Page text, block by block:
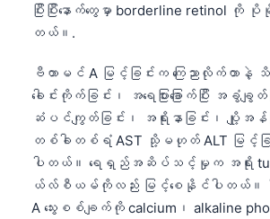
ပြီးပြီးနောက်တွေမှာ borderline retinol
တယ်။.
ဗီတာမင် A မြင့်ခြင်းက ကြေညာလိုက်တာနဲ့
ခေါင်းကိုက်ခြင်း၊ အရေပြားခြောက်ပြီး အခွံချွ
ဆံပင်ကျွတ်ခြင်း၊ အရိုးနာခြင်း၊ ပျို့အန်
တစ်ခါတစ်ရံ AST သို့မဟုတ် ALT မြင့်
ပါတယ်။ ရေရှည်အဆိပ်သင့်မှုက အရိုး
ယ်လ်စီယမ်ကိုလည်း မြင့်စေနိုင်ပါတယ်။ ဒါ
A သွေးစစ်ချက်ကို calcium၊ alkaline